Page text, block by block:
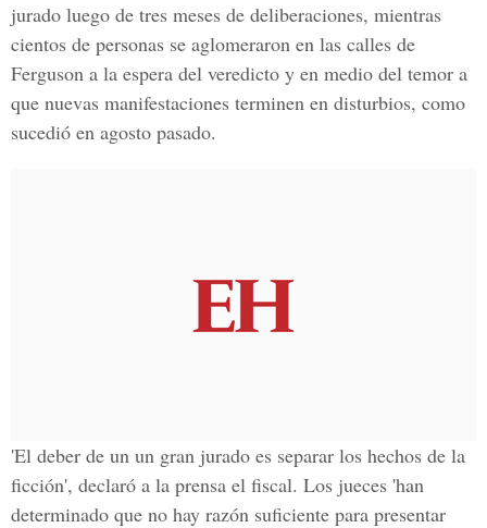
jurado luego de tres meses de deliberaciones, mientras
cientos de personas se aglomeraron en las calles de
Ferguson a la espera del veredicto y en medio del temor a
que nuevas manifestaciones terminen en disturbios, como
sucedió en agosto pasado.
'El deber de un un gran jurado es separar los hechos de la
ficción', declaró a la prensa el fiscal. Los jueces 'han
determinado que no hay razón suficiente para presentar